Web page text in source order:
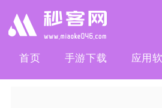
首页 手游下载 应用